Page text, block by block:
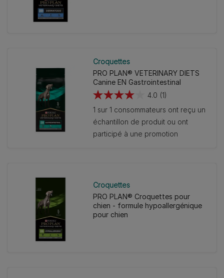
Croquettes
PRO PLAN® VETERINARY DIETS
Canine EN Gastrointestinal
4.0 (1)
4.0
sur
5
étoiles.
1 sur 1 consommateurs ont reçu un
échantillon de produit ou ont
participé à une promotion
Croquettes
PRO PLAN® Croquettes pour
chien - formule hypoallergénique
pour chien